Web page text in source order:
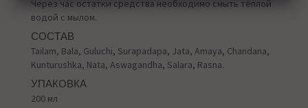
Через час остатки средства необходимо смыть тёплой
водой с мылом.
СОСТАВ
Tailam, Bala, Guluchi, Surapadapa, Jata, Amaya, Chandana,
Kunturushka, Nata, Aswagandha, Salara, Rasna.
УПАКОВКА
200 мл